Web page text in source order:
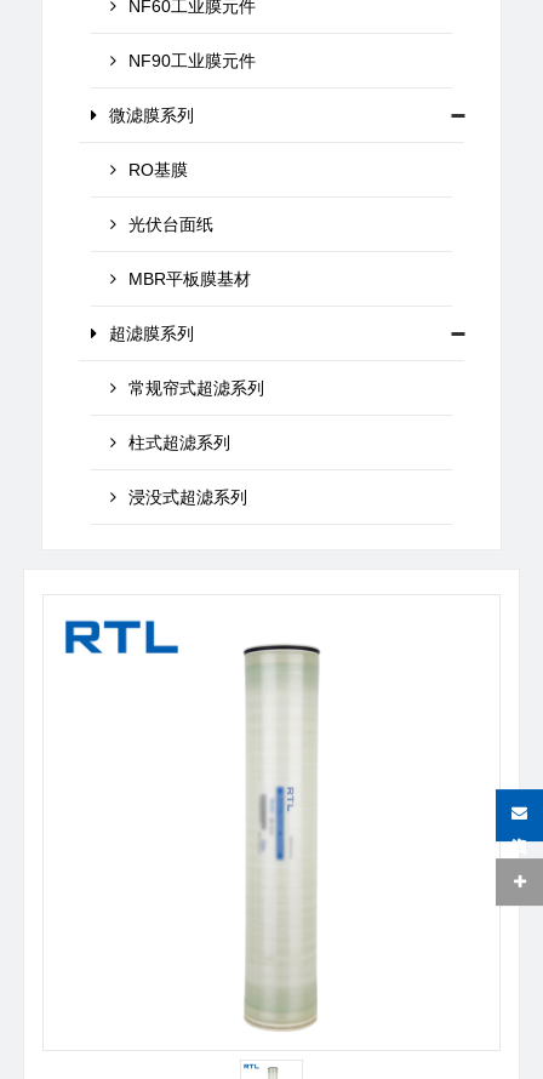
NF60工业膜元件
NF90工业膜元件
微滤膜系列
RO基膜
光伏台面纸
MBR平板膜基材
超滤膜系列
常规帘式超滤系列
柱式超滤系列
浸没式超滤系列